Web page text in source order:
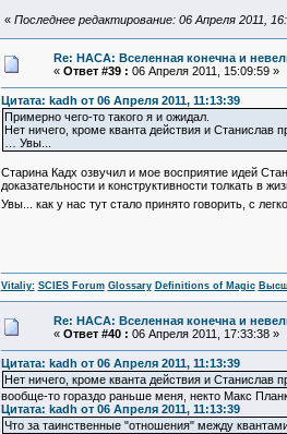
« Последнее редактирование: 06 Апреля 2011,
Re: НАСА: Вселенная конечна и
« Ответ #39 : 06 Апреля 2011, 15:09:59 »
Цитата: kadh от 06 Апреля 2011, 11:13:39
Примерно чего-то такого я и ожидал.
Нет ничего, кроме кванта действия и Станислав
… Увы...
Старина Кадх озвучил и мое восприятие идей
доказательности и конструктивности толкать в
Увы... как у нас тут стало принято говорить, с
Vitaliy: SCIES Forum Glossary Definitions of Magic
Re: НАСА: Вселенная конечна и
« Ответ #40 : 06 Апреля 2011, 17:33:38 »
Цитата: kadh от 06 Апреля 2011, 11:13:39
Нет ничего, кроме кванта действия и Станислав
вообще-то гораздо раньше меня, некто Макс
Цитата: kadh от 06 Апреля 2011, 11:13:39
Что за таинственные "отношения" между